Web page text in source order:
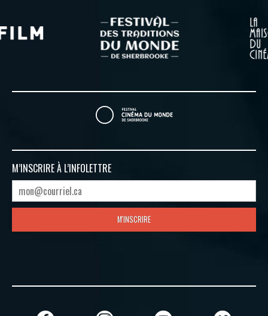
M’INSCRIRE À L’INFOLETTRE
M'INSCRIRE